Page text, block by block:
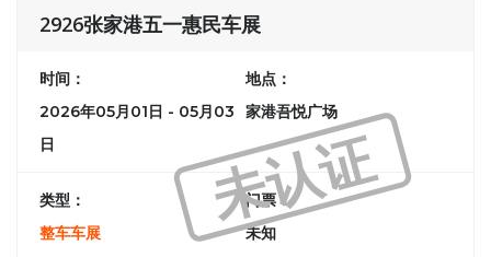
2926张家港五一惠民车展
未认证
时间：
2026年05月01日 - 05月03
日
地点：
家港吾悦广场
类型：
整车车展
门票：
未知